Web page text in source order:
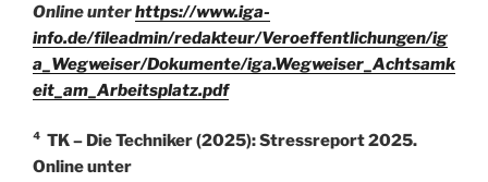
Online unterhttps://www.iga-
info.de/fileadmin/redakteur/Veroeffentlichungen/ig
a_Wegweiser/Dokumente/iga.Wegweiser_Achtsamk
eit_am_Arbeitsplatz.pdf
⁴ TK – Die Techniker (2025): Stressreport 2025.
Online unter